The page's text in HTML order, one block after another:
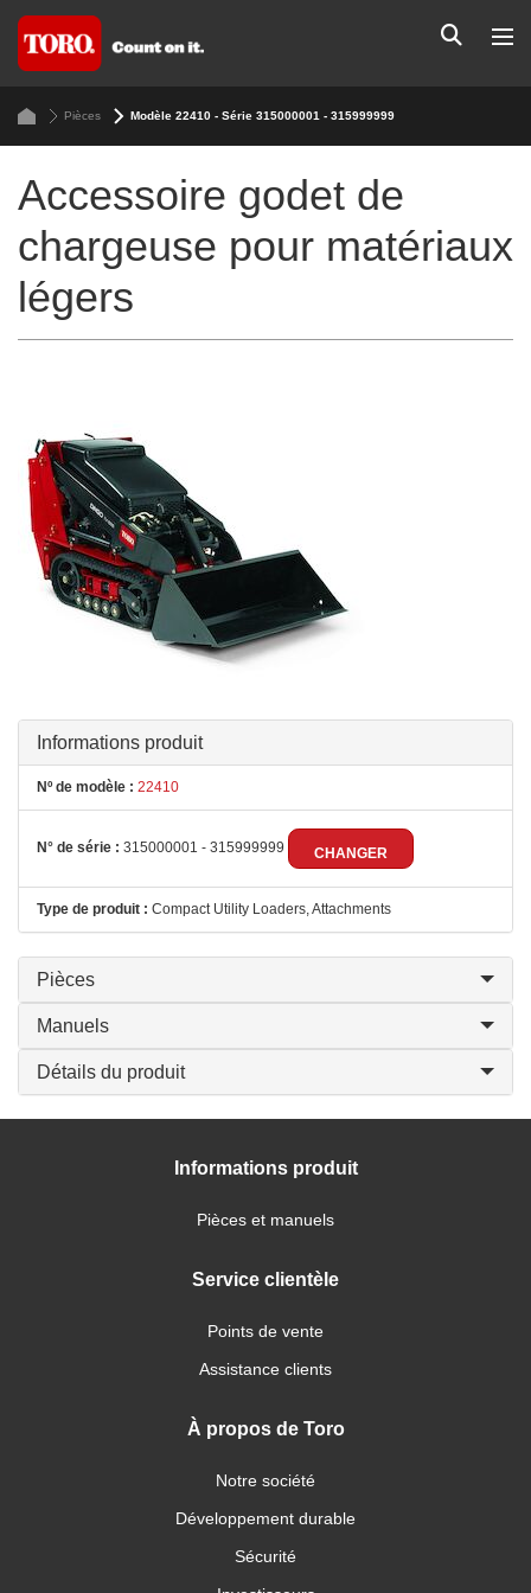
Pièces Modèle 22410 - Série 315000001 - 315999999
Accessoire godet de
chargeuse pour matériaux
légers
Informations produit
Nº de modèle : 22410
N° de série : 315000001 - 315999999 CHANGER
Type de produit : Compact Utility Loaders, Attachments
Pièces
Manuels
Détails du produit
Informations produit
Pièces et manuels
Service clientèle
Points de vente
Assistance clients
À propos de Toro
Notre société
Développement durable
Sécurité